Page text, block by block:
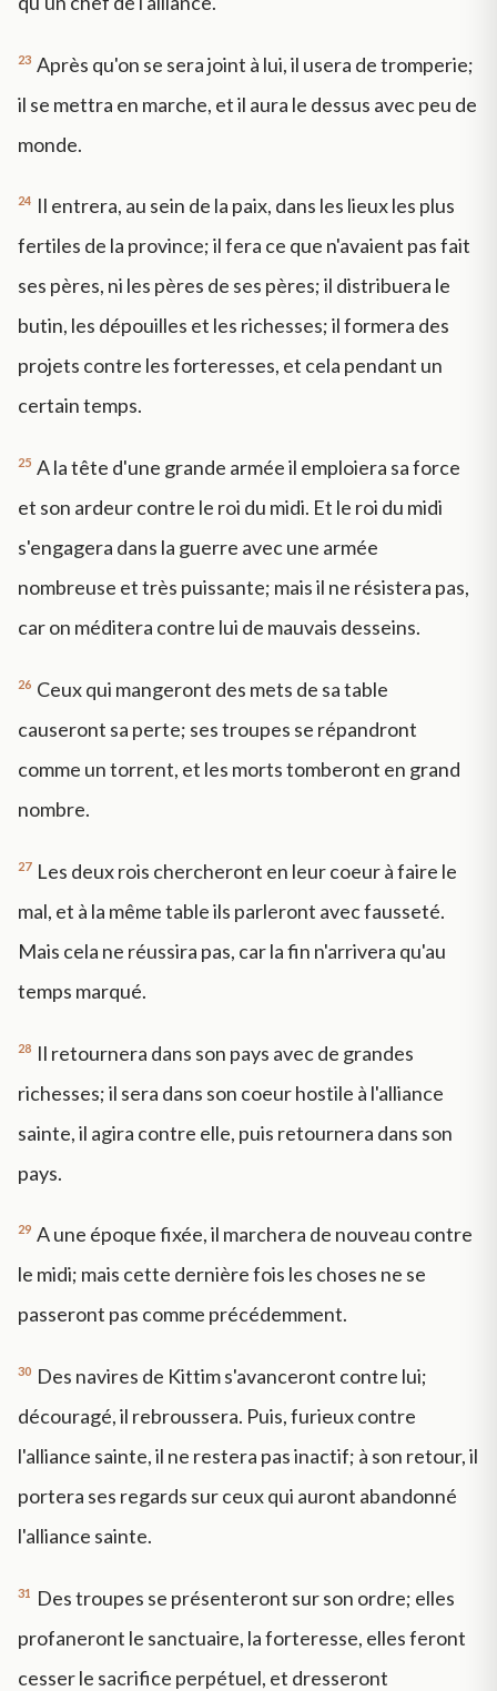
23 Après qu'on se sera joint à lui, il usera de tromperie;
il se mettra en marche, et il aura le dessus avec peu de
monde.
24 Il entrera, au sein de la paix, dans les lieux les plus
fertiles de la province; il fera ce que n'avaient pas fait
ses pères, ni les pères de ses pères; il distribuera le
butin, les dépouilles et les richesses; il formera des
projets contre les forteresses, et cela pendant un
certain temps.
25 A la tête d'une grande armée il emploiera sa force
et son ardeur contre le roi du midi. Et le roi du midi
s'engagera dans la guerre avec une armée
nombreuse et très puissante; mais il ne résistera pas,
car on méditera contre lui de mauvais desseins.
26 Ceux qui mangeront des mets de sa table
causeront sa perte; ses troupes se répandront
comme un torrent, et les morts tomberont en grand
nombre.
27 Les deux rois chercheront en leur coeur à faire le
mal, et à la même table ils parleront avec fausseté.
Mais cela ne réussira pas, car la fin n'arrivera qu'au
temps marqué.
28 Il retournera dans son pays avec de grandes
richesses; il sera dans son coeur hostile à l'alliance
sainte, il agira contre elle, puis retournera dans son
pays.
29 A une époque fixée, il marchera de nouveau contre
le midi; mais cette dernière fois les choses ne se
passeront pas comme précédemment.
30 Des navires de Kittim s'avanceront contre lui;
découragé, il rebroussera. Puis, furieux contre
l'alliance sainte, il ne restera pas inactif; à son retour, il
portera ses regards sur ceux qui auront abandonné
l'alliance sainte.
31
Des troupes se présenteront sur son ordre; elles
profaneront le sanctuaire, la forteresse, elles feront
cesser le sacrifice perpétuel, et dresseront